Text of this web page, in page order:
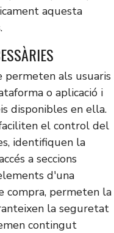
aquesta
permeten als usuaris
o aplicació i
disponibles en ella.
el control del
identifiquen la
a seccions
d'una
compra, permeten la
la seguretat
contingut